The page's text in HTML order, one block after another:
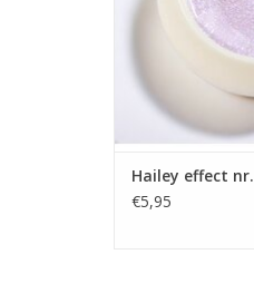
Groothandel
TOEVOEGEN
Hailey effect
€5,95